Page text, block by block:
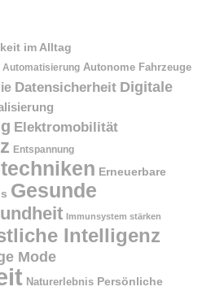
im Alltag
Automatisierung Autonome Fahrzeuge
Datensicherheit Digitale
Elektromobilität
Entspannung
Erneuerbare
Gesunde
Immunsystem stärken
Intelligenz
Mode
Naturerlebnis Persönliche